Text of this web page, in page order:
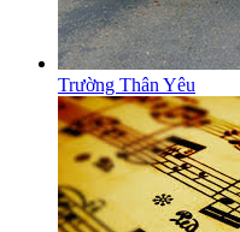
Trường Thân Yêu